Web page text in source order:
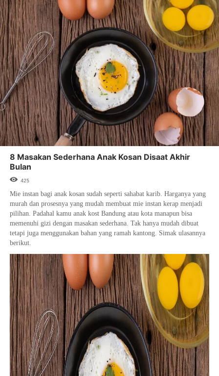
8 Masakan Sederhana Anak Kosan Disaat Akhir
Bulan
425
Mie instan bagi anak kosan sudah seperti sahabat karib. Harganya yang
murah dan prosesnya yang mudah membuat mie instan kerap menjadi
pilihan. Padahal kamu anak kost Bandung atau kota manapun bisa
memenuhi gizi dengan masakan sederhana. Tak hanya mudah dibuat
tetapi juga menggunakan bahan yang ramah kantong. Simak ulasannya
berikut.